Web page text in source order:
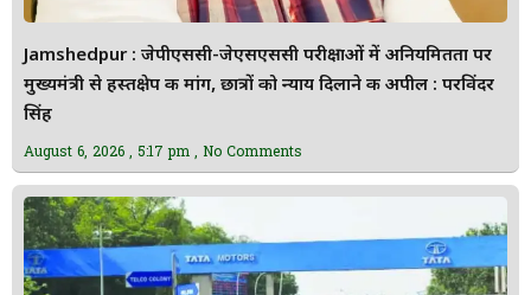
Jamshedpur : जेपीएससी-जेएसएससी परीक्षाओं में अनियमितता पर
मुख्यमंत्री से हस्तक्षेप की मांग, छात्रों को न्याय दिलाने की अपील : परविंदर
सिंह
August 6, 2026 5:17 pm No Comments